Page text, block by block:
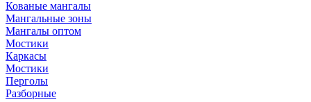
Кованые мангалы
Мангальные зоны
Мангалы оптом
Мостики
Каркасы
Мостики
Перголы
Разборные